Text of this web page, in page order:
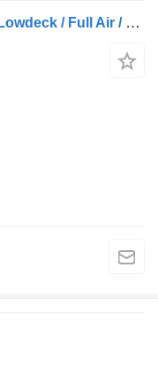
MAN TGX 18.400 / Euro5 / Mega / Lowdeck / Full Air / NL Truck